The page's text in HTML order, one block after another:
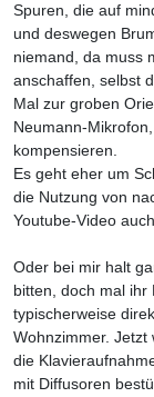
Spuren, die auf
und deswegen
niemand, da muss
anschaffen, selbst
Mal zur groben
Neumann-
kompensieren.
Es geht eher um
die Nutzung von
Youtube-Video
Oder bei mir halt
bitten, doch mal ihr
typischerweise
Wohnzimmer. Jetzt
die
mit Diffusoren